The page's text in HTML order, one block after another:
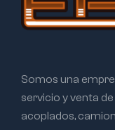
Somos una
servicio y venta
acoplados,